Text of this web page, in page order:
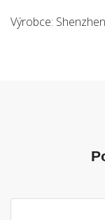
Výrobce: